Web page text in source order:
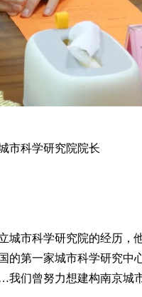
市科学研究院院长
城市科学研究院的经历，
的第一家城市科学研究
们曾努力想建构南京城